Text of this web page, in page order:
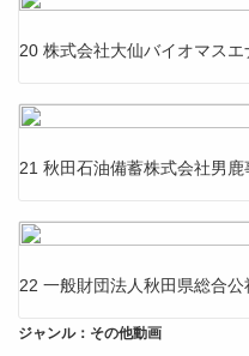
20 株式会社大仙バイオマスエ
21 秋田石油備蓄株式会社男鹿
22 一般財団法人秋田県総合
ジャンル：その他動画